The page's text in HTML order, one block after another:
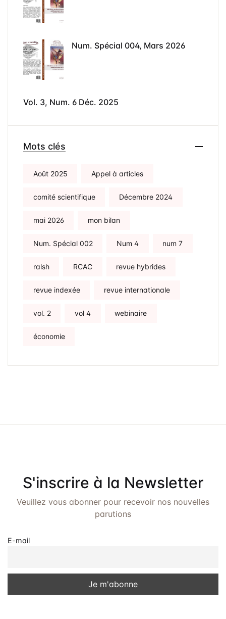
Num. Spécial 004, Mars 2026
Vol. 3, Num. 6 Déc. 2025
Mots clés
Août 2025 Appel à articles
comité scientifique Décembre 2024
mai 2026 mon bilan
Num. Spécial 002 Num 4 num 7
ralsh RCAC revue hybrides
revue indexée revue internationale
vol. 2 vol 4 webinaire
économie
S'inscrire à la Newsletter
Veuillez vous abonner pour recevoir nos nouvelles
parutions
E-mail